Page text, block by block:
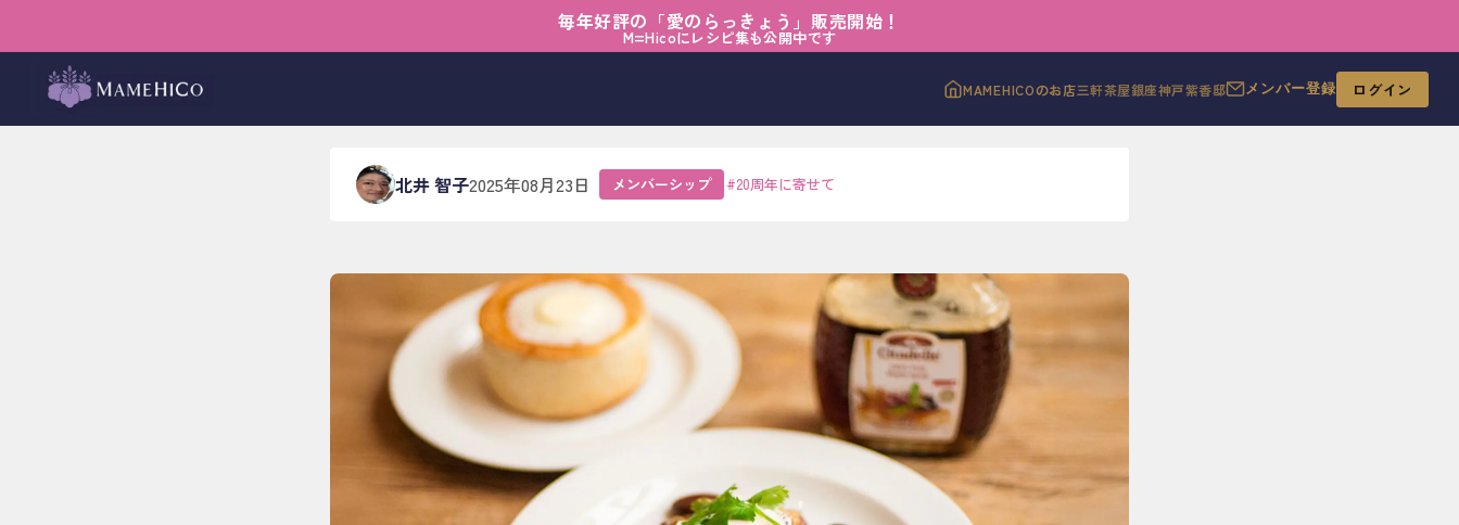
毎年好評の「愛のらっきょう」販売開始！
M=Hicoにレシピ集も公開中です
MAMEHICOのお店三軒茶屋銀座神戸紫香邸 メンバー登録 ログイン
【20th】虹のようにつながる縁
【20th】虹のようにつながる縁
北井 智子2025年08月23日 メンバーシップ #20周年に寄せて